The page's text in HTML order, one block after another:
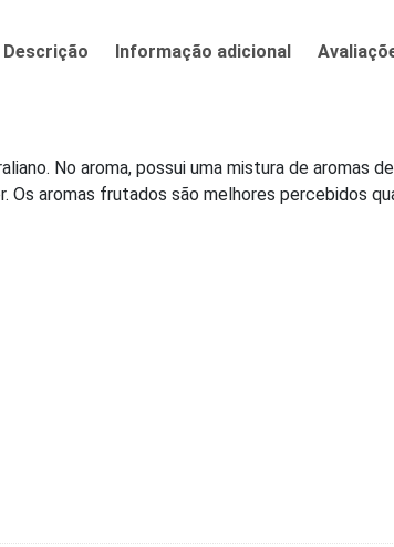
Descrição Informação adicional
No aroma, possui uma mistura de aromas
Os aromas frutados são melhores percebidos